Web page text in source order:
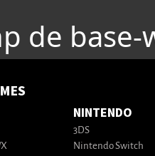
de base-
NINTENDO
3DS
Nintendo Switch